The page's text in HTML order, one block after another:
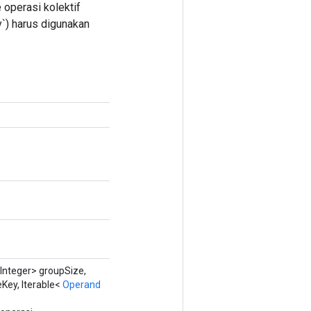
operasi kolektif
harus digunakan
groupSize,
Iterable< Operand